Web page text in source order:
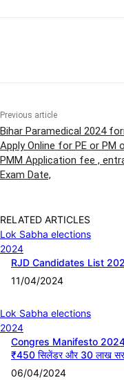
Previous article
Bihar Paramedical 2024
Apply Online for PE or PM
PMM Application fee ,
Exam Date,
RELATED ARTICLES
Lok Sabha elections
2024
RJD Candidates List 2024 :
11/04/2024
Lok Sabha elections
2024
Congres Manifesto 2024
₹450 सिलेंडर और 30 लाख
06/04/2024